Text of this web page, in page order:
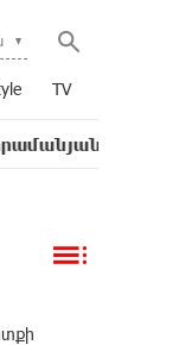
TV
Ղազարյանի